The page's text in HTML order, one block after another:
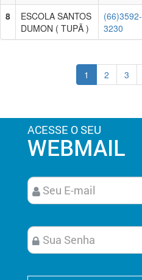
8
ESCOLA SANTOS
DUMON ( TUPÃ )
(66)3592-
3230
1 2 3
ACESSE O SEU
WEBMAIL